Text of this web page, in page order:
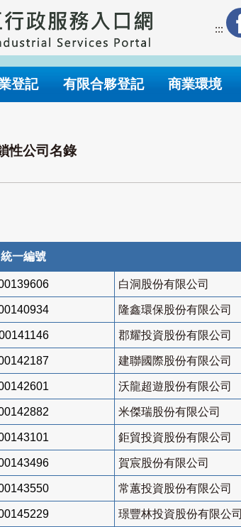
:::
登記 有限合夥登記 商業環境
性公司名錄
統一編號
白洞股份有限公司
隆鑫環保股份有限公司
郡耀投資股份有限公司
建聯國際股份有限公司
沃龍超遊股份有限公司
米傑瑞股份有限公司
鉅貿投資股份有限公司
賀宸股份有限公司
常蕙投資股份有限公司
璟豐林投資股份有限公司